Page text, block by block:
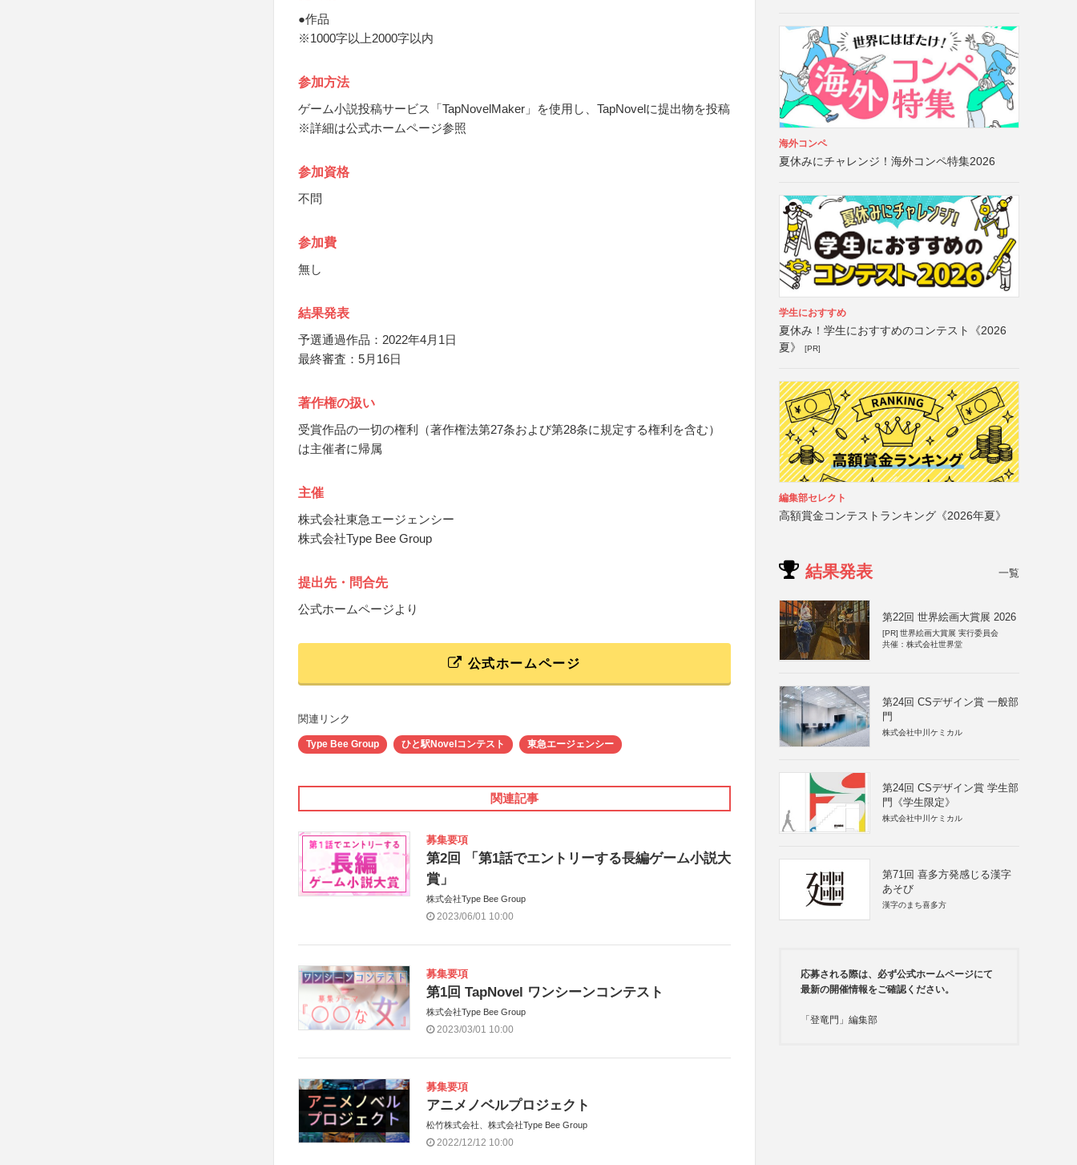
●作品
※1000字以上2000字以内
参加方法
ゲーム小説投稿サービス「TapNovelMaker」を使用し、TapNovelに提出物を投稿
※詳細は公式ホームページ参照
参加資格
不問
参加費
無し
結果発表
予選通過作品：2022年4月1日
最終審査：5月16日
著作権の扱い
受賞作品の一切の権利（著作権法第27条および第28条に規定する権利を含む）
は主催者に帰属
主催
株式会社東急エージェンシー
株式会社Type Bee Group
提出先・問合先
公式ホームページより
公式ホームページ
関連リンク
Type Bee Group ひと駅Novelコンテスト 東急エージェンシー
関連記事
募集要項
第2回 「第1話でエントリーする長編ゲーム小説大
賞」
株式会社Type Bee Group
2023/06/01 10:00
募集要項
第1回 TapNovel ワンシーンコンテスト
株式会社Type Bee Group
2023/03/01 10:00
募集要項
アニメノベルプロジェクト
松竹株式会社、株式会社Type Bee Group
2022/12/12 10:00
海外コンペ
夏休みにチャレンジ！海外コンペ特集2026
学生におすすめ
夏休み！学生におすすめのコンテスト《2026
夏》
[PR]
編集部セレクト
高額賞金コンテストランキング《2026年夏》
結果発表 一覧
第22回 世界絵画大賞展 2026
[PR] 世界絵画大賞展 実行委員会
共催：株式会社世界堂
第24回 CSデザイン賞 一般部
門
株式会社中川ケミカル
第24回 CSデザイン賞 学生部
門《学生限定》
株式会社中川ケミカル
第71回 喜多方発感じる漢字
あそび
漢字のまち喜多方
応募される際は、必ず公式ホームページにて
最新の開催情報をご確認ください。
「登竜門」編集部